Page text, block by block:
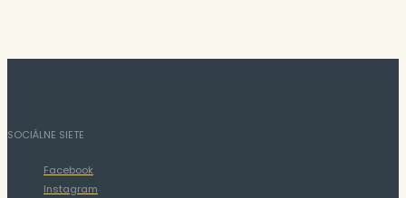
SOCIÁLNE SIETE
Facebook
Instagram